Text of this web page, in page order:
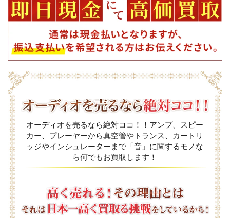
オーディオを売るなら絶対ココ！！アンプ、スピー
カー、プレーヤーから真空管やトランス、カートリ
ッジやインシュレーターまで「音」に関するモノな
ら何でもお買取します！